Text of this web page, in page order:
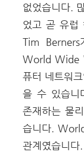
없었습니다.
었고 곧 유럽
Tim Berners
World Wide
퓨터 네트워
을 수 있습니
존재하는 물
습니다.
관계였습니다.